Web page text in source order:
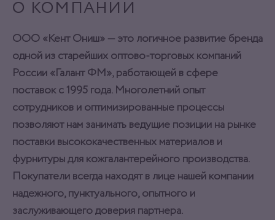
О КОМПАНИИ
ООО «Кент Ониш» — это логичное развитие бренда
одной из старейших оптово-торговых компаний
России «Галант ФМ», работающей в сфере
поставок с 1995 года. Многолетний опыт
сотрудников и оптимизированные процессы
позволяют нам занимать ведущие позиции на рынке
поставки высококачественных материалов и
фурнитуры для кожгалантерейного производства.
Покупатели всегда находят в лице нашей компании
надежного, пунктуального, опытного и
заслуживающего доверия партнера.